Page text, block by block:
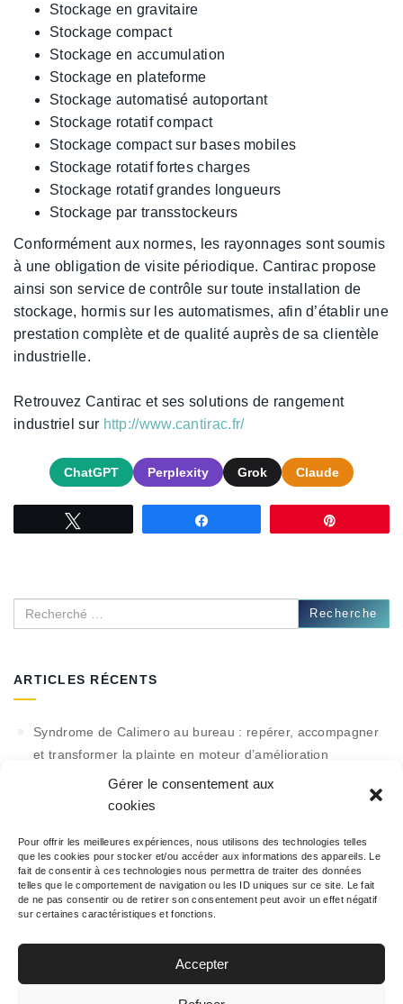
Gérer le consentement aux
cookies
Pour offrir les meilleures expériences, nous utilisons des technologies telles
que les cookies pour stocker et/ou accéder aux informations des appareils. Le
fait de consentir à ces technologies nous permettra de traiter des données
telles que le comportement de navigation ou les ID uniques sur ce site. Le fait
de ne pas consentir ou de retirer son consentement peut avoir un effet négatif
sur certaines caractéristiques et fonctions.
Accepter
Stockage en gravitaire
Stockage compact
Stockage en accumulation
Stockage en plateforme
Stockage automatisé autoportant
Stockage rotatif compact
Stockage compact sur bases mobiles
Stockage rotatif fortes charges
Stockage rotatif grandes longueurs
Stockage par transstockeurs
Conformément aux normes, les rayonnages sont soumis
à une obligation de visite périodique. Cantirac propose
ainsi son service de contrôle sur toute installation de
stockage, hormis sur les automatismes, afin d’établir une
prestation complète et de qualité auprès de sa clientèle
industrielle.
Retrouvez Cantirac et ses solutions de rangement
industriel sur http://www.cantirac.fr/
ChatGPT Perplexity Grok Claude
Recherche
ARTICLES RÉCENTS
Syndrome de Calimero au bureau : repérer, accompagner
et transformer la plainte en moteur d’amélioration
RPA : 10 processus à automatiser tout de suite +
calculateur ROI (template)
PCA vs PRA : guide complet pour PME (comment choisir +
plan de test)
Date limite de paiement du salaire : droits, démarches et
modèles
Collaboration vs coopération : matrice décisionnelle,
formats pratiques et templates de réunions